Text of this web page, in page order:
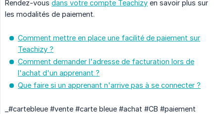
Rendez-vous dans votre compte Teachizy en savoir plus sur
les modalités de paiement.
Comment mettre en place une facilité de paiement sur
Teachizy ?
Comment demander l'adresse de facturation lors de
l'achat d'un apprenant ?
Que faire si un apprenant n'arrive pas à se connecter ?
_#cartebleue #vente #carte bleue #achat #CB #paiement